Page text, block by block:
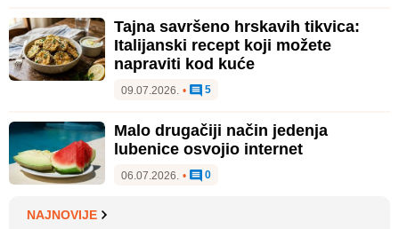
Tajna savršeno hrskavih tikvica:
Italijanski recept koji možete
napraviti kod kuće
09.07.2026. • 5
Malo drugačiji način jedenja
lubenice osvojio internet
06.07.2026. • 0
NAJNOVIJE